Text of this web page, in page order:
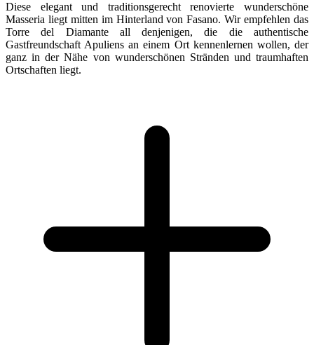
Diese elegant und traditionsgerecht renovierte wunderschöne
Masseria liegt mitten im Hinterland von Fasano. Wir empfehlen das
Torre del Diamante all denjenigen, die die authentische
Gastfreundschaft Apuliens an einem Ort kennenlernen wollen, der
ganz in der Nähe von wunderschönen Stränden und traumhaften
Ortschaften liegt.